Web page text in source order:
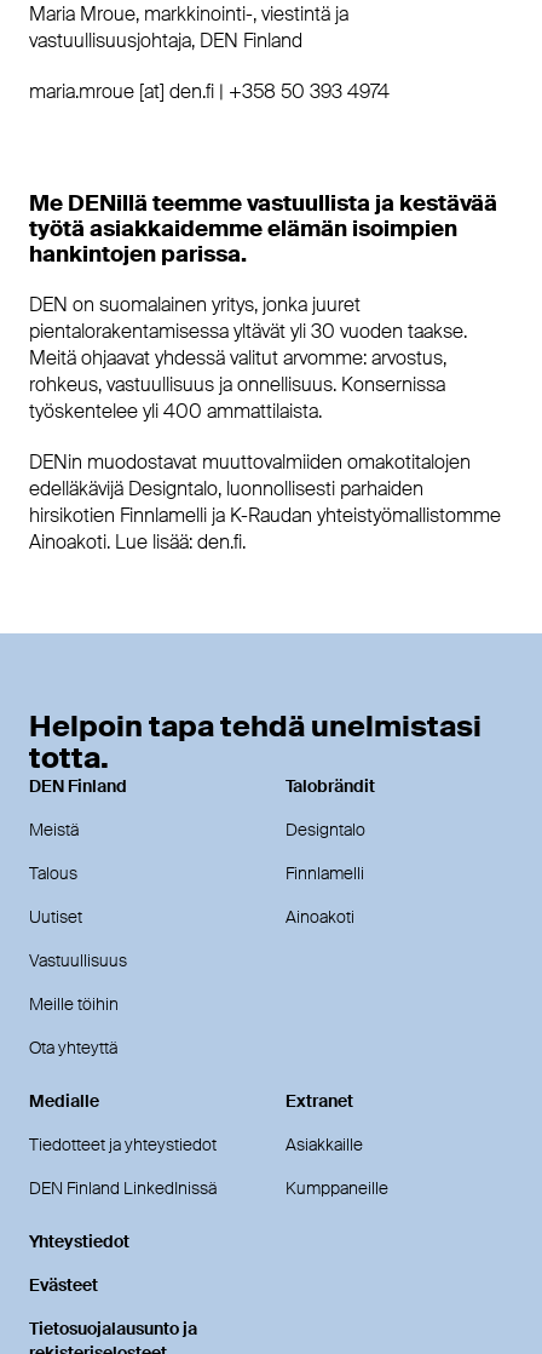
Maria Mroue, markkinointi-, viestintä ja
vastuullisuusjohtaja, DEN Finland
maria.mroue [at] den.fi | +358 50 393 4974
Me DENillä teemme vastuullista ja kestävää
työtä asiakkaidemme elämän isoimpien
hankintojen parissa.
DEN on suomalainen yritys, jonka juuret
pientalorakentamisessa yltävät yli 30 vuoden taakse.
Meitä ohjaavat yhdessä valitut arvomme: arvostus,
rohkeus, vastuullisuus ja onnellisuus. Konsernissa
työskentelee yli 400 ammattilaista.
DENin muodostavat muuttovalmiiden omakotitalojen
edelläkävijä Designtalo, luonnollisesti parhaiden
hirsikotien Finnlamelli ja K-Raudan yhteistyömallistomme
Ainoakoti. Lue lisää: den.fi.
Helpoin tapa tehdä unelmistasi
totta.
DEN Finland
Meistä
Talous
Uutiset
Vastuullisuus
Meille töihin
Ota yhteyttä
Talobrändit
Designtalo
Finnlamelli
Ainoakoti
Medialle
Tiedotteet ja yhteystiedot
DEN Finland LinkedInissä
Extranet
Asiakkaille
Kumppaneille
Yhteystiedot
Evästeet
Tietosuojalausunto ja